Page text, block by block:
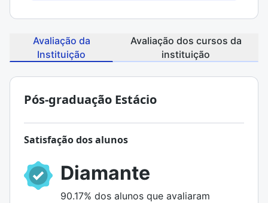
Avaliação da
Instituição
Avaliação dos cursos da
instituição
Pós-graduação Estácio
Satisfação dos alunos
Diamante
90.17% dos alunos que avaliaram